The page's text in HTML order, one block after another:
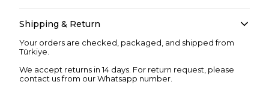
Shipping & Return
Your orders are checked, packaged, and shipped from
Türkiye.
We accept returns in 14 days. For return request, please
contact us from our Whatsapp number.